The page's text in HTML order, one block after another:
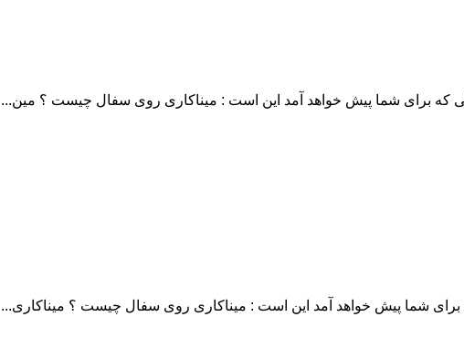
که برای شما پیش خواهد آمد این است : میناکاری روی سفال چیست ؟ مین...
شما پیش خواهد آمد این است : میناکاری روی سفال چیست ؟ میناکاری...